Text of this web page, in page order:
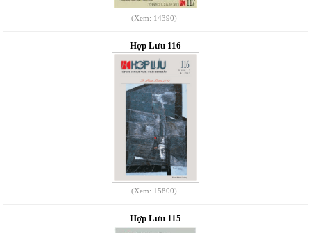
(Xem: 14390)
Hợp Lưu 116
(Xem: 15800)
Hợp Lưu 115